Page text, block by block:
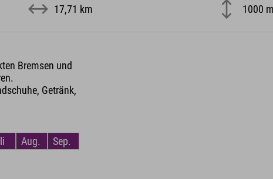
17,71 km 1000 m
Bremsen und
Getränk,
Aug.
Sep.